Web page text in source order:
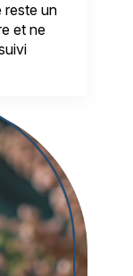
reste un
et ne